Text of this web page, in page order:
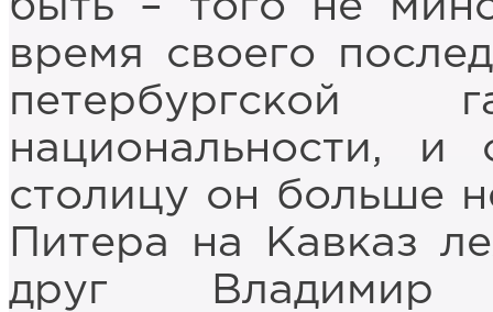
время своего
национальности,
столицу он больше
Питера на Кавказ
друг Владимир